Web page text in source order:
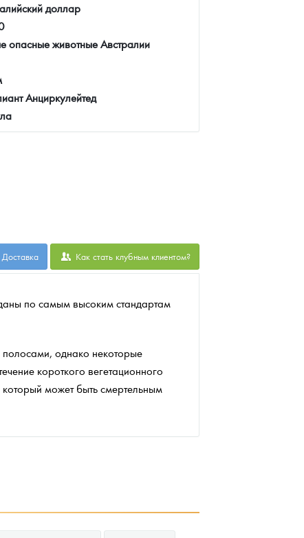
доллар
опасные животные Австралии
Анциркулейтед
Доставка Как стать клубным клиентом?
по самым высоким стандартам
однако некоторые
короткого вегетационного
который может быть смертельным